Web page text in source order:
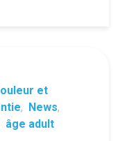
et
, News,
âge adult